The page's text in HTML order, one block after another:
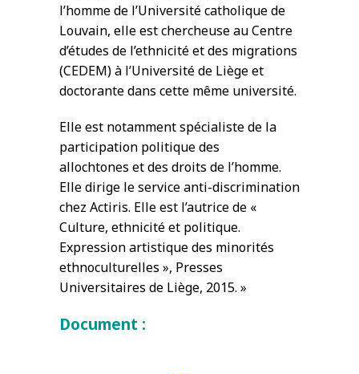
l’homme de l’Université catholique de
Louvain, elle est chercheuse au Centre
d’études de l’ethnicité et des migrations
(CEDEM) à l’Université de Liège et
doctorante dans cette même université.
Elle est notamment spécialiste de la
participation politique des
allochtones et des droits de l’homme.
Elle dirige le service anti-discrimination
chez Actiris. Elle est l’autrice de «
Culture, ethnicité et politique.
Expression artistique des minorités
ethnoculturelles », Presses
Universitaires de Liège, 2015. »
Document :